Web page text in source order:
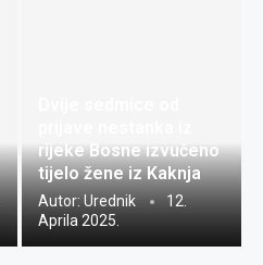
rijeke Bosne izvučeno
tijelo žene iz Kaknja
Autor: Urednik
12.
Aprila 2025.